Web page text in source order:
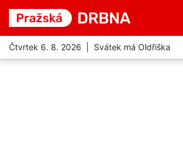
Čtvrtek 6. 8. 2026 | Svátek má Oldřiška